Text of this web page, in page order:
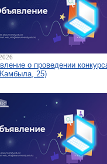
о проведении
25)